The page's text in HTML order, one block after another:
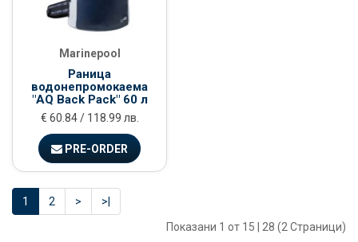
Marinepool
Раница
водонепромокаема
"AQ Back Pack" 60 л
€ 60.84 / 118.99 лв.
PRE-ORDER
1 2 >
>|
Показани 1 от 15 | 28 (2 Страници)